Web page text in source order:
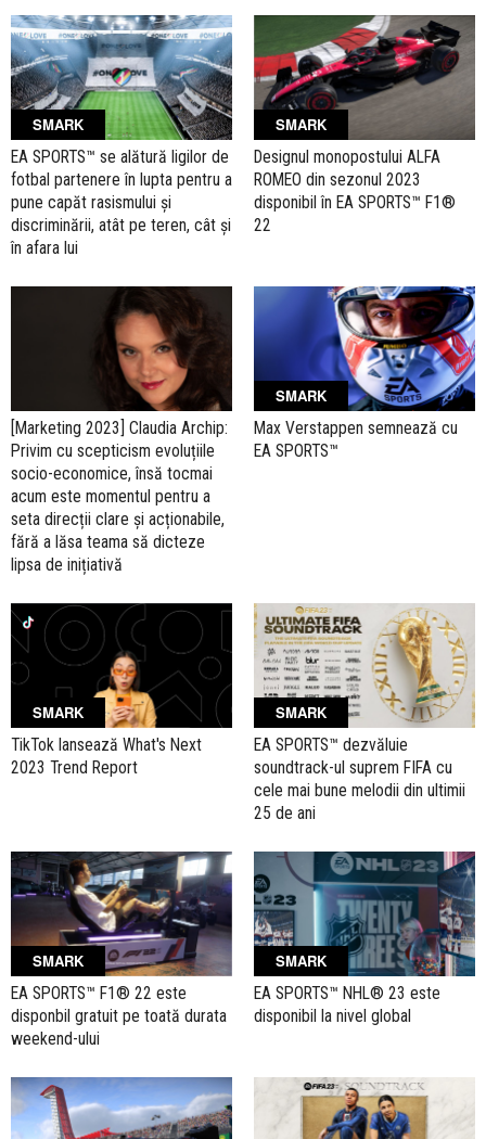
SMARK
EA SPORTS™ se alătură ligilor de
fotbal partenere în lupta pentru a
pune capăt rasismului și
discriminării, atât pe teren, cât și
în afara lui
SMARK
Designul monopostului ALFA
ROMEO din sezonul 2023
disponibil în EA SPORTS™ F1®
22
[Marketing 2023] Claudia Archip:
Privim cu scepticism evoluțiile
socio-economice, însă tocmai
acum este momentul pentru a
seta direcții clare și acționabile,
fără a lăsa teama să dicteze
lipsa de inițiativă
SMARK
Max Verstappen semnează cu
EA SPORTS™
SMARK
TikTok lansează What's Next
2023 Trend Report
SMARK
EA SPORTS™ dezvăluie
soundtrack-ul suprem FIFA cu
cele mai bune melodii din ultimii
25 de ani
SMARK
EA SPORTS™ F1® 22 este
disponbil gratuit pe toată durata
weekend-ului
SMARK
EA SPORTS™ NHL® 23 este
disponibil la nivel global